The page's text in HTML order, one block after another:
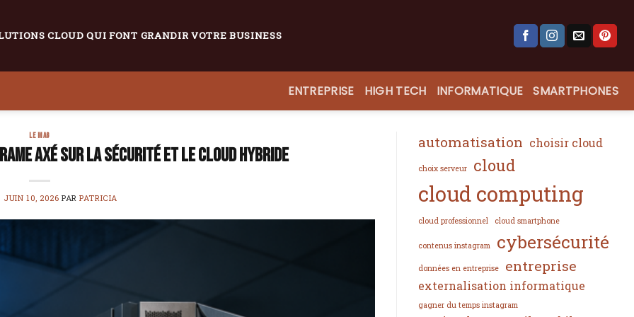
CLOUD QUI FONT GRANDIR VOTRE BUSINESS
ENTREPRISE HIGH TECH INFORMATIQUE SMARTPHONES
LE MAG
axé sur la sécurité et le cloud hybride
JUIN 10, 2026 PARPATRICIA
automatisation choisir cloud
choix serveur cloud
cloud computing
cloud professionnel cloud smartphone
contenus instagram cybersécurité
données en entreprise entreprise
externalisation informatique
gagner du temps instagram